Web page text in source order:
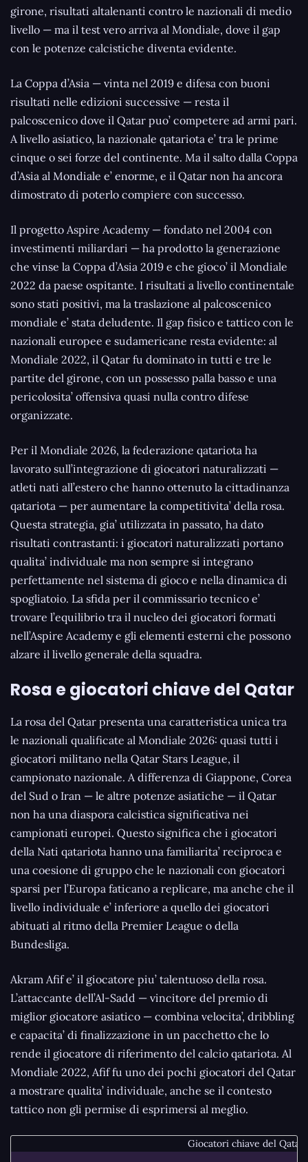
girone, risultati altalenanti contro le nazionali di medio
livello — ma il test vero arriva al Mondiale, dove il gap
con le potenze calcistiche diventa evidente.
La Coppa d’Asia — vinta nel 2019 e difesa con buoni
risultati nelle edizioni successive — resta il
palcoscenico dove il Qatar puo’ competere ad armi pari.
A livello asiatico, la nazionale qatariota e’ tra le prime
cinque o sei forze del continente. Ma il salto dalla Coppa
d’Asia al Mondiale e’ enorme, e il Qatar non ha ancora
dimostrato di poterlo compiere con successo.
Il progetto Aspire Academy — fondato nel 2004 con
investimenti miliardari — ha prodotto la generazione
che vinse la Coppa d’Asia 2019 e che gioco’ il Mondiale
2022 da paese ospitante. I risultati a livello continentale
sono stati positivi, ma la traslazione al palcoscenico
mondiale e’ stata deludente. Il gap fisico e tattico con le
nazionali europee e sudamericane resta evidente: al
Mondiale 2022, il Qatar fu dominato in tutti e tre le
partite del girone, con un possesso palla basso e una
pericolosita’ offensiva quasi nulla contro difese
organizzate.
Per il Mondiale 2026, la federazione qatariota ha
lavorato sull’integrazione di giocatori naturalizzati —
atleti nati all’estero che hanno ottenuto la cittadinanza
qatariota — per aumentare la competitivita’ della rosa.
Questa strategia, gia’ utilizzata in passato, ha dato
risultati contrastanti: i giocatori naturalizzati portano
qualita’ individuale ma non sempre si integrano
perfettamente nel sistema di gioco e nella dinamica di
spogliatoio. La sfida per il commissario tecnico e’
trovare l’equilibrio tra il nucleo dei giocatori formati
nell’Aspire Academy e gli elementi esterni che possono
alzare il livello generale della squadra.
Rosa e giocatori chiave del Qatar
La rosa del Qatar presenta una caratteristica unica tra
le nazionali qualificate al Mondiale 2026: quasi tutti i
giocatori militano nella Qatar Stars League, il
campionato nazionale. A differenza di Giappone, Corea
del Sud o Iran — le altre potenze asiatiche — il Qatar
non ha una diaspora calcistica significativa nei
campionati europei. Questo significa che i giocatori
della Nati qatariota hanno una familiarita’ reciproca e
una coesione di gruppo che le nazionali con giocatori
sparsi per l’Europa faticano a replicare, ma anche che il
livello individuale e’ inferiore a quello dei giocatori
abituati al ritmo della Premier League o della
Bundesliga.
Akram Afif e’ il giocatore piu’ talentuoso della rosa.
L’attaccante dell’Al-Sadd — vincitore del premio di
miglior giocatore asiatico — combina velocita’, dribbling
e capacita’ di finalizzazione in un pacchetto che lo
rende il giocatore di riferimento del calcio qatariota. Al
Mondiale 2022, Afif fu uno dei pochi giocatori del Qatar
a mostrare qualita’ individuale, anche se il contesto
tattico non gli permise di esprimersi al meglio.
Giocatori chiave del